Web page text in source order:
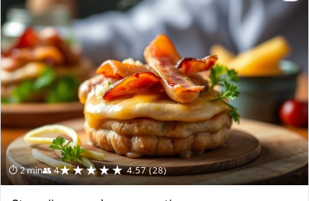
⏱ 2 min👥 4★★★★★ 4.57 (28)